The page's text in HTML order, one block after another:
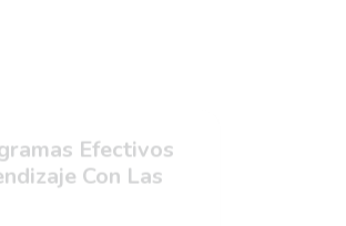
latina impulsan la
a estudiantes
mejoren sus